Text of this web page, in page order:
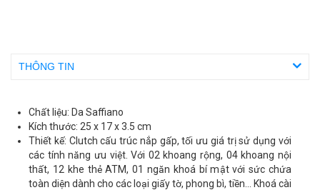
THÔNG TIN
Chất liệu: Da Saffiano
Kích thước: 25 x 17 x 3.5 cm
Thiết kế: Clutch cấu trúc nắp gấp, tối ưu giá trị sử dụng với
các tính năng ưu việt. Với 02 khoang rộng, 04 khoang nội
thất, 12 khe thẻ ATM, 01 ngăn khoá bí mật với sức chứa
toàn diện dành cho các loại giấy tờ, phong bì, tiền... Khoá cài